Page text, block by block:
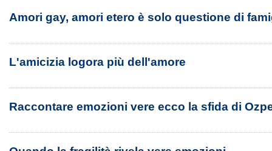
Amori gay, amori etero è solo questione di
L'amicizia logora più dell'amore
Raccontare emozioni vere ecco la sfida di